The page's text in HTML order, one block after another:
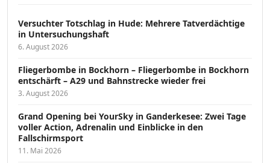
Versucht­er Totschlag in Hude: Mehrere Tatverdächtige
in Untersuchungshaft
6. August 2026
Fliegerbombe in Bockhorn – Fliegerbombe in Bockhorn
entschärft – A29 und Bahnstrecke wieder frei
3. August 2026
Grand Opening bei YourSky in Ganderkesee: Zwei Tage
voller Action, Adrenalin und Einblicke in den
Fallschirmsport
11. Mai 2026